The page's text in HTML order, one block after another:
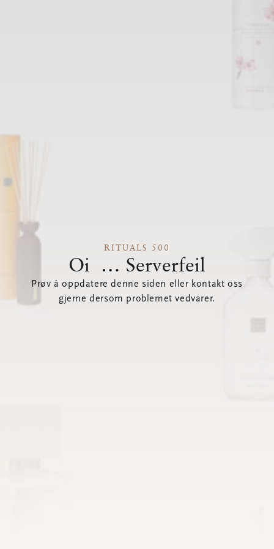
RITUALS 500
Oi … Serverfeil
Prøv å oppdatere denne siden eller kontakt oss
gjerne dersom problemet vedvarer.